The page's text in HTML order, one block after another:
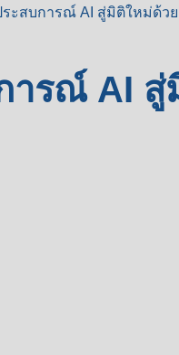
ะสบการณ์ AI สู่มิติใหม่ด้วย
ารณ์ AI